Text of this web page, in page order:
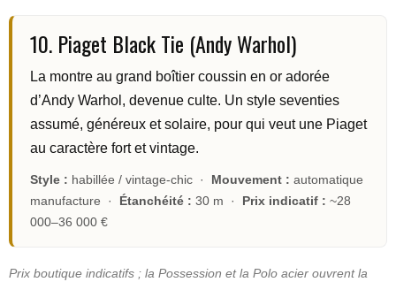
10. Piaget Black Tie (Andy Warhol)
La montre au grand boîtier coussin en or adorée
d’Andy Warhol, devenue culte. Un style seventies
assumé, généreux et solaire, pour qui veut une Piaget
au caractère fort et vintage.
Style : habillée / vintage-chic · Mouvement : automatique
manufacture · Étanchéité : 30 m · Prix indicatif : ~28
000–36 000 €
Prix boutique indicatifs ; la Possession et la Polo acier ouvrent la